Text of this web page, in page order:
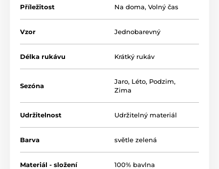
Příležitost Na doma, Volný čas
Vzor Jednobarevný
Délka rukávu Krátký rukáv
Sezóna
Jaro, Léto, Podzim,
Zima
Udržitelnost Udržitelný materiál
Barva světle zelená
Materiál - složení 100% bavlna